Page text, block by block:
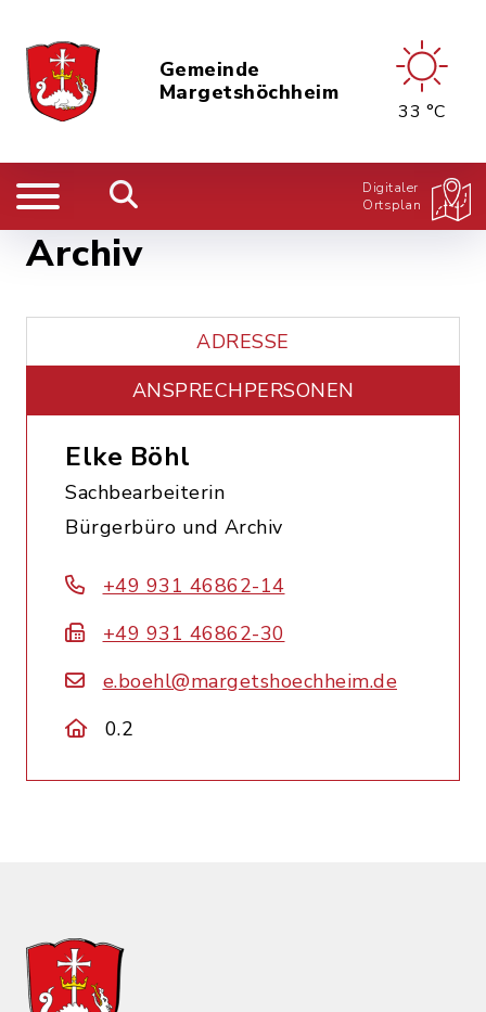
Gemeinde
Margetshöchheim
33 °C
Digitaler
Ortsplan
Archiv
ADRESSE
ANSPRECHPERSONEN
Elke Böhl
Sachbearbeiterin
Bürgerbüro und Archiv
+49 931 46862-14
+49 931 46862-30
e.boehl@margetshoechheim.de
0.2